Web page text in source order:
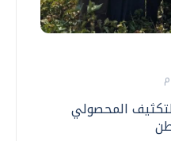
المحصولي